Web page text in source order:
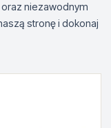
niezawodnym
stronę i dokonaj